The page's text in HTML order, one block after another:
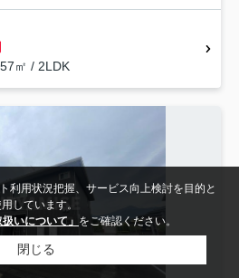
㎡ / 2LDK
利用状況把握、サービス向上検討を目的と
しています。
いについて」 をご確認ください。
閉じる